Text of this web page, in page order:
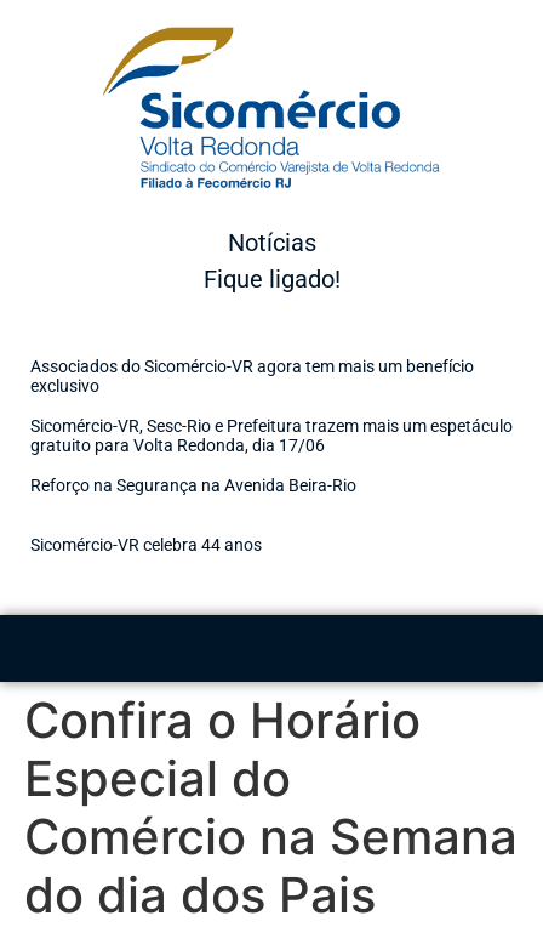
Notícias
Fique ligado!
Associados do Sicomércio-VR agora tem mais um benefício
exclusivo
Sicomércio-VR, Sesc-Rio e Prefeitura trazem mais um espetáculo
gratuito para Volta Redonda, dia 17/06
Reforço na Segurança na Avenida Beira-Rio
Sicomércio-VR celebra 44 anos
Confira o Horário
Especial do
Comércio na Semana
do dia dos Pais